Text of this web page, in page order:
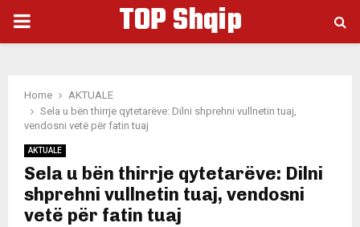
PRIMARY
TOP Shqip
Home
AKTUALE
Sela u bën thirrje qytetarëve: Dilni shprehni vullnetin tuaj,
vendosni vetë për fatin tuaj
AKTUALE
Sela u bën thirrje qytetarëve: Dilni
shprehni vullnetin tuaj, vendosni
vetë për fatin tuaj